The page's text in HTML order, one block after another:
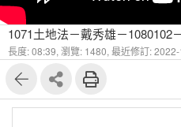
1071土地法－戴秀雄－1080102
長度: 08:39, 瀏覽: 1480, 最近修訂: